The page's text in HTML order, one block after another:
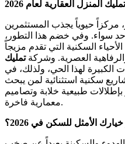
المنزل العقارية لعام 2026
مركزاً حيوياً يجذب المستثمرين
حد سواء. وفي خضم هذا التطور،
السكنية التي تقدم مزيجاً
العصرية. وشركةتمليك
الكبيرة لهذا الحي، ولذلك، في
مشاريع سكنية استثنائية لمن يبحث
بإطلالات طبيعية خلابة وتصاميم
معمارية فاخرة.
الأمثل للسكن في 2026؟